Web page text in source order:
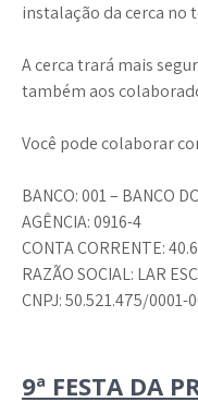
instalação da cerca no
A cerca trará mais
também aos
Você pode colaborar
BANCO: 001 – BANCO
AGÊNCIA: 0916-4
CONTA CORRENTE:
RAZÃO SOCIAL: LAR
CNPJ: 50.521.475/0001-
9ª FESTA DA